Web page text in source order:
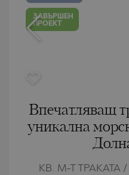
ЗАВЪРШЕН
ПРОЕКТ
Впечатляващ
уникална
КВ. М-Т ТРАКАТА